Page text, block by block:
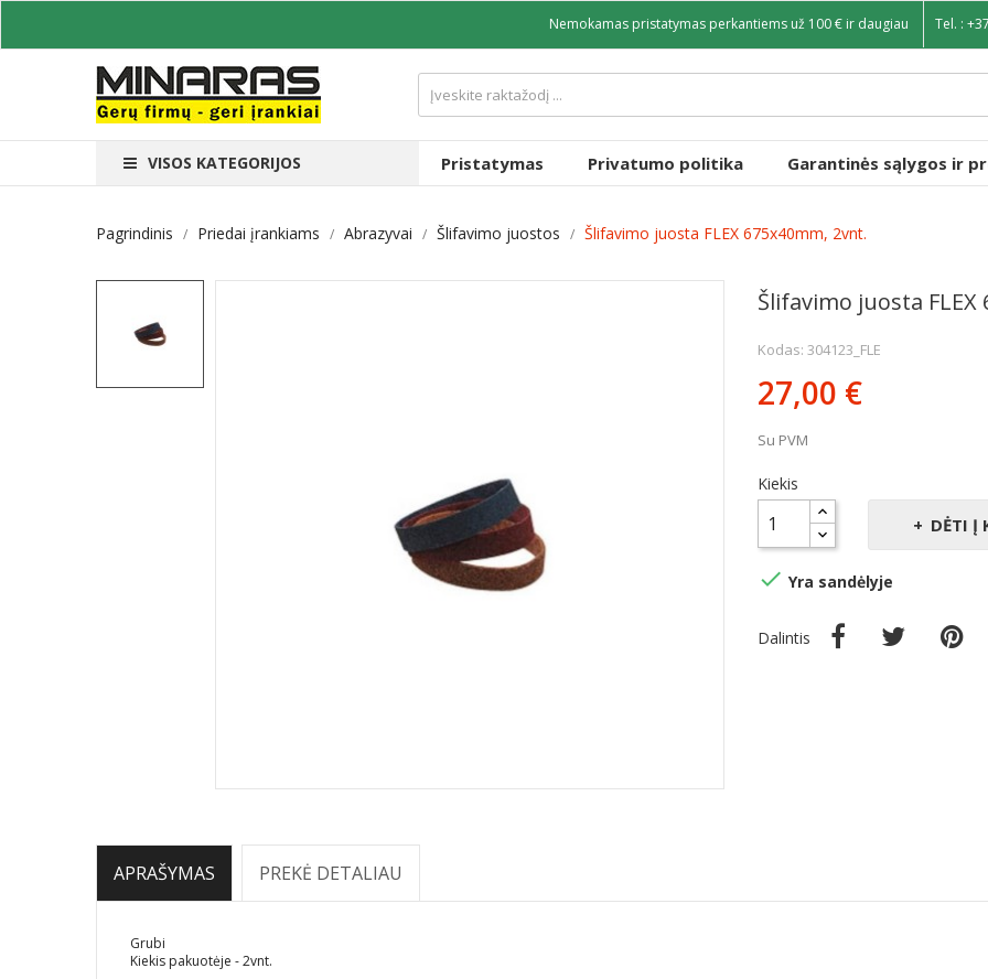
Nemokamas pristatymas perkantiems už 100 € ir daugiau Tel. :
VISOS KATEGORIJOS Pristatymas Privatumo politika Garantinės sąlygos ir
Pagrindinis Priedai įrankiams Abrazyvai Šlifavimo juostos Šlifavimo juosta FLEX 675x40mm, 2vnt.
Šlifavimo juosta
Kodas: 304123_FLE
27,00 €
Su PVM
Kiekis
DĖTI Į
 Yra sandėlyje
Dalintis
APRAŠYMAS PREKĖ DETALIAU
Grubi
Kiekis pakuotėje - 2vnt.